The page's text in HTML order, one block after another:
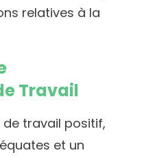
relatives à la
Travail
travail positif,
et un